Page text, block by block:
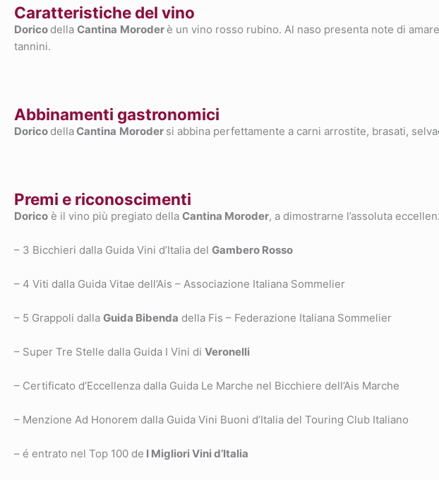
Caratteristiche del vino
Dorico della Cantina Moroder è un vino rosso rubino. Al naso presenta note di
tannini.
Abbinamenti gastronomici
Dorico dellaCantina Moroder si abbina perfettamente a carni arrostite, brasati,
Premi e riconoscimenti
Dorico è il vino più pregiato della Cantina Moroder, a dimostrarne l’assoluta
– 3 Bicchieri dalla Guida Vini d’Italia del Gambero Rosso
– 4 Viti dalla Guida Vitae dell’Ais – Associazione Italiana Sommelier
– 5 Grappoli dalla Guida Bibenda della Fis – Federazione Italiana Sommelier
– Super Tre Stelle dalla Guida I Vini di Veronelli
– Certificato d’Eccellenza dalla Guida Le Marche nel Bicchiere dell’Ais Marche
– Menzione Ad Honorem dalla Guida Vini Buoni d’Italia del Touring Club Italiano
– é entrato nel Top 100 de I Migliori Vini d’Italia